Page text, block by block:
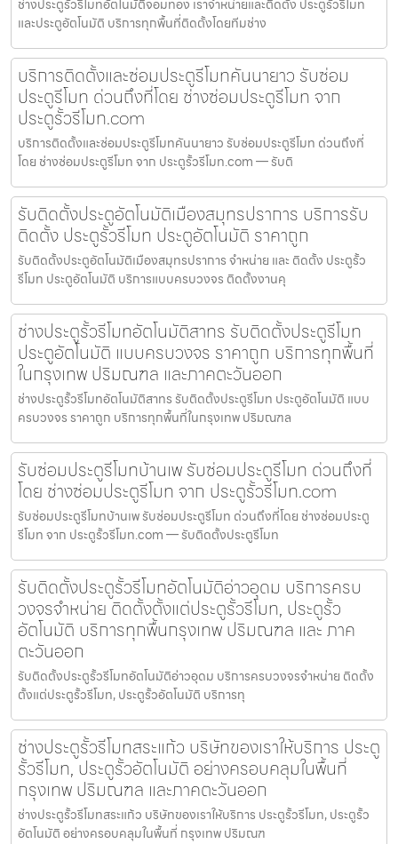
ช่างประตูรั้วรีโมทอัตโนมัติจอมทอง เราจำหน่ายและติดตั้ง ประตูรั้วรีโมท
และประตูอัตโนมัติ บริการทุกพื้นที่ติดตั้งโดยทีมช่าง
บริการติดตั้งและซ่อมประตูรีโมทคันนายาว รับซ่อม
ประตูรีโมท ด่วนถึงที่โดย ช่างซ่อมประตูรีโมท จาก
ประตูรั้วรีโมท.com
บริการติดตั้งและซ่อมประตูรีโมทคันนายาว รับซ่อมประตูรีโมท ด่วนถึงที่
โดย ช่างซ่อมประตูรีโมท จาก ประตูรั้วรีโมท.com — รับติ
รับติดตั้งประตูอัตโนมัติเมืองสมุทรปราการ บริการรับ
ติดตั้ง ประตูรั้วรีโมท ประตูอัตโนมัติ ราคาถูก
รับติดตั้งประตูอัตโนมัติเมืองสมุทรปราการ จำหน่าย และ ติดตั้ง ประตูรั้ว
รีโมท ประตูอัตโนมัติ บริการแบบครบวงจร ติดตั้งงานคุ
ช่างประตูรั้วรีโมทอัตโนมัติสาทร รับติดตั้งประตูรีโมท
ประตูอัตโนมัติ แบบครบวงจร ราคาถูก บริการทุกพื้นที่
ในกรุงเทพ ปริมณฑล และภาคตะวันออก
ช่างประตูรั้วรีโมทอัตโนมัติสาทร รับติดตั้งประตูรีโมท ประตูอัตโนมัติ แบบ
ครบวงจร ราคาถูก บริการทุกพื้นที่ในกรุงเทพ ปริมณฑล
รับซ่อมประตูรีโมทบ้านเพ รับซ่อมประตูรีโมท ด่วนถึงที่
โดย ช่างซ่อมประตูรีโมท จาก ประตูรั้วรีโมท.com
รับซ่อมประตูรีโมทบ้านเพ รับซ่อมประตูรีโมท ด่วนถึงที่โดย ช่างซ่อมประตู
รีโมท จาก ประตูรั้วรีโมท.com — รับติดตั้งประตูรีโมท
รับติดตั้งประตูรั้วรีโมทอัตโนมัติอ่าวอุดม บริการครบ
วงจรจำหน่าย ติดตั้งตั้งแต่ประตูรั้วรีโมท, ประตูรั้ว
อัตโนมัติ บริการทุกพื้นกรุงเทพ ปริมณฑล และ ภาค
ตะวันออก
รับติดตั้งประตูรั้วรีโมทอัตโนมัติอ่าวอุดม บริการครบวงจรจำหน่าย ติดตั้ง
ตั้งแต่ประตูรั้วรีโมท, ประตูรั้วอัตโนมัติ บริการทุ
ช่างประตูรั้วรีโมทสระแก้ว บริษัทของเราให้บริการ ประตู
รั้วรีโมท, ประตูรั้วอัตโนมัติ อย่างครอบคลุมในพื้นที่
กรุงเทพ ปริมณฑล และภาคตะวันออก
ช่างประตูรั้วรีโมทสระแก้ว บริษัทของเราให้บริการ ประตูรั้วรีโมท, ประตูรั้ว
อัตโนมัติ อย่างครอบคลุมในพื้นที่ กรุงเทพ ปริมณฑ